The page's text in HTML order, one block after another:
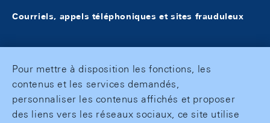
Courriels, appels téléphoniques et sites frauduleux
Pour mettre à disposition les fonctions, les
contenus et les services demandés,
personnaliser les contenus affichés et proposer
des liens vers les réseaux sociaux, ce site utilise